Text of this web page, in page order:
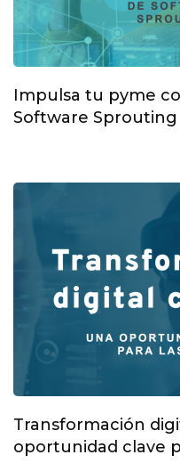
Impulsa tu pyme
Software Sprouting
Transformación
oportunidad clave